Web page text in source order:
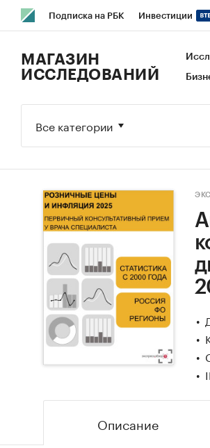
Подписка на РБК Инвестиции
Исследования Кредитные
МАГАЗИН
ИССЛЕДОВАНИЙ
Все категории
Описание